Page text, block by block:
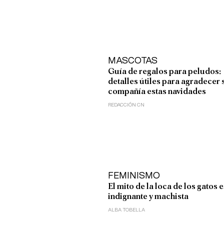
MASCOTAS
Guía de regalos para peludos:
detalles útiles para agradecer
compañía estas navidades
REDACCIÓN CN
FEMINISMO
El mito de la loca de los gatos
indignante y machista
ALBA TOBELLA